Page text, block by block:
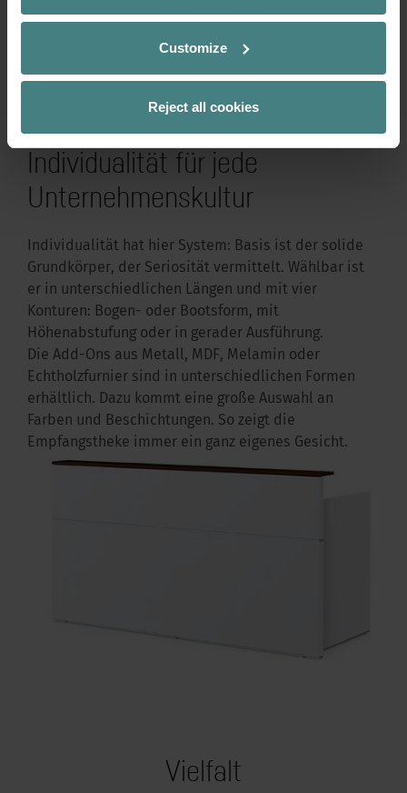
Customize
Reject all cookies
dass sowohl Besucher als auch Mitarbeitende sich
Individualität für jede
Unternehmenskultur
Individualität hat hier System: Basis ist der solide
Grundkörper, der Seriosität vermittelt. Wählbar ist
er in unterschiedlichen Längen und mit vier
Konturen: Bogen- oder Bootsform, mit
Höhenabstufung oder in gerader Ausführung.
Die Add-Ons aus Metall, MDF, Melamin oder
Echtholzfurnier sind in unterschiedlichen Formen
erhältlich. Dazu kommt eine große Auswahl an
Farben und Beschichtungen. So zeigt die
Empfangstheke immer ein ganz eigenes Gesicht.
Vielfalt